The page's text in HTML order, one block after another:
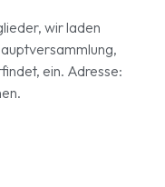
wir laden
ein. Adresse: